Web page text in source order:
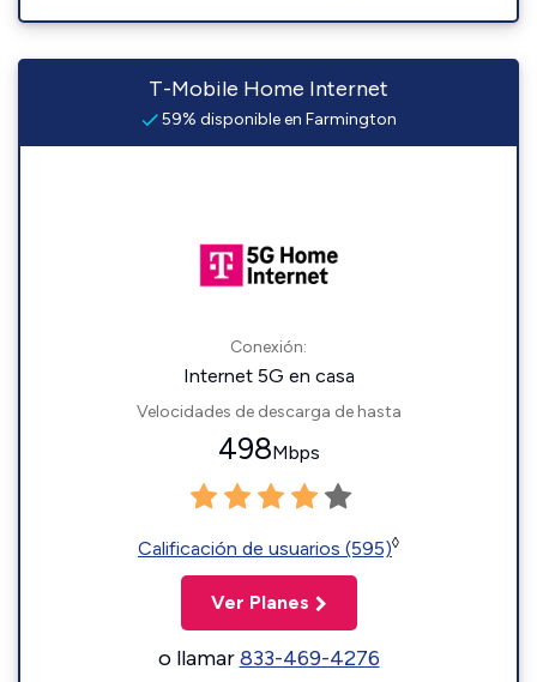
T-Mobile Home Internet
59% disponible en Farmington
Conexión:
Internet 5G en casa
Velocidades de descarga de hasta
498Mbps
Calificación de usuarios (595)◊
Ver Planes
o llamar833-469-4276